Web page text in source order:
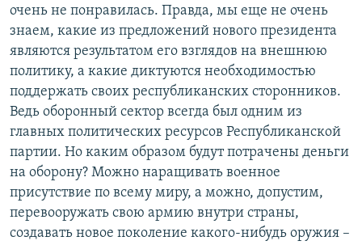
очень не понравилась. Правда, мы еще не очень
знаем, какие из предложений нового президента
являются результатом его взглядов на внешнюю
политику, а какие диктуются необходимостью
поддержать своих республиканских сторонников.
Ведь оборонный сектор всегда был одним из
главных политических ресурсов Республиканской
партии. Но каким образом будут потрачены деньги
на оборону? Можно наращивать военное
присутствие по всему миру, а можно, допустим,
перевооружать свою армию внутри страны,
создавать новое поколение какого-нибудь оружия –